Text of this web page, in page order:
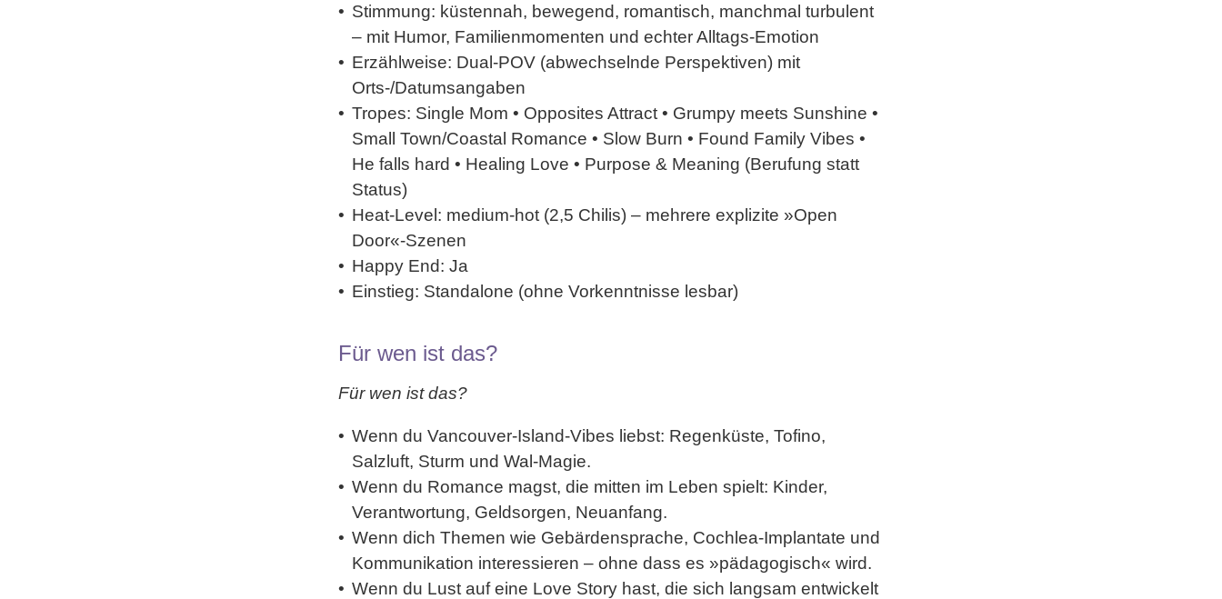
Stimmung: küstennah, bewegend, romantisch, manchmal turbulent
– mit Humor, Familienmomenten und echter Alltags-Emotion
Erzählweise: Dual-POV (abwechselnde Perspektiven) mit
Orts-/Datumsangaben
Tropes: Single Mom • Opposites Attract • Grumpy meets Sunshine •
Small Town/Coastal Romance • Slow Burn • Found Family Vibes •
He falls hard • Healing Love • Purpose & Meaning (Berufung statt
Status)
Heat-Level: medium-hot (2,5 Chilis) – mehrere explizite »Open
Door«-Szenen
Happy End: Ja
Einstieg: Standalone (ohne Vorkenntnisse lesbar)
Für wen ist das?
Für wen ist das?
Wenn du Vancouver-Island-Vibes liebst: Regenküste, Tofino,
Salzluft, Sturm und Wal-Magie.
Wenn du Romance magst, die mitten im Leben spielt: Kinder,
Verantwortung, Geldsorgen, Neuanfang.
Wenn dich Themen wie Gebärdensprache, Cochlea-Implantate und
Kommunikation interessieren – ohne dass es »pädagogisch« wird.
Wenn du Lust auf eine Love Story hast, die sich langsam entwickelt